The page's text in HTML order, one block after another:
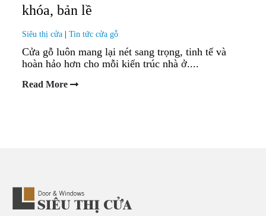
khóa, bản lề
Siêu thị cửa | Tin tức cửa gỗ
Cửa gỗ luôn mang lại nét sang trọng, tinh tế và
hoàn hảo hơn cho mỗi kiến trúc nhà ở....
Read More